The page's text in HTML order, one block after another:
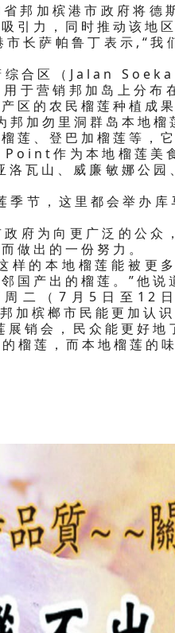
省邦加槟港市政府
引力，同时推动该地
长萨帕鲁丁表示,“我
综合区（Jalan
于营销邦加岛上分
区的农民榴莲种植成
邦加勿里洞群岛本地
莲、登巴加榴莲等，
作为本地榴莲美
洛瓦山、威廉敏娜公
季节，这里都会举办
为向更广泛的公众
做出的一份努力。
的本地榴莲能被更
国产出的榴莲。”他说
周二（7月5日至
加槟榔市民能更加认
销会，民众能更好地
榴莲，而本地榴莲的